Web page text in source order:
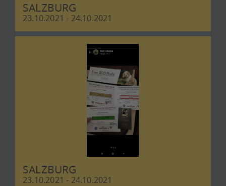
SALZBURG
23.10.2021 - 24.10.2021
SALZBURG
23.10.2021 - 24.10.2021